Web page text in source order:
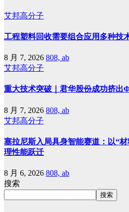
艾邦高分子
工程塑料回收需要组合应用多种技
8 月 7, 2026 808, ab
艾邦高分子
重大技术突破｜君华股份成功挤出
8 月 7, 2026 808, ab
艾邦高分子
塞拉尼斯入局具身智能赛道：以“
理性能跃迁
8 月 6, 2026 808, ab
搜索
搜索